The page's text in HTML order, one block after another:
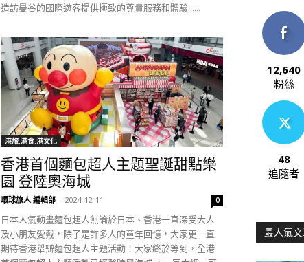
造訪曼谷的國際遊客提供極致的尊貴服務和體驗......
港旅.港食.港文化
香港首個麵包超人主題聖誕甜點樂
園 登陸奧海城
環球旅人 編輯部 - 2024-12-11 0
日本人氣動畫麵包超人無論於日本、香港一直深受大人
及小朋友愛戴，除了是許多人的童年回憶，大家更一直
期待香港舉辧麵包超人主題活動！大家終於等到，全港
12,640
粉絲
48
追隨者
最人氣